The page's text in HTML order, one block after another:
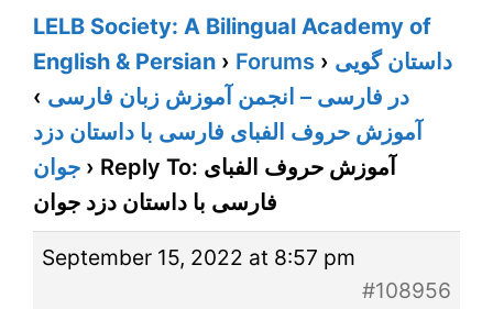
LELB Society: A Bilingual Academy of
English & Persian › Forums › داستان گویی
در فارسی – انجمن آموزش زبان فارسی ›
آموزش حروف الفبای فارسی با داستان دزد
جوان › Reply To: آموزش حروف الفبای
فارسی با داستان دزد جوان
September 15, 2022 at 8:57 pm
#108956